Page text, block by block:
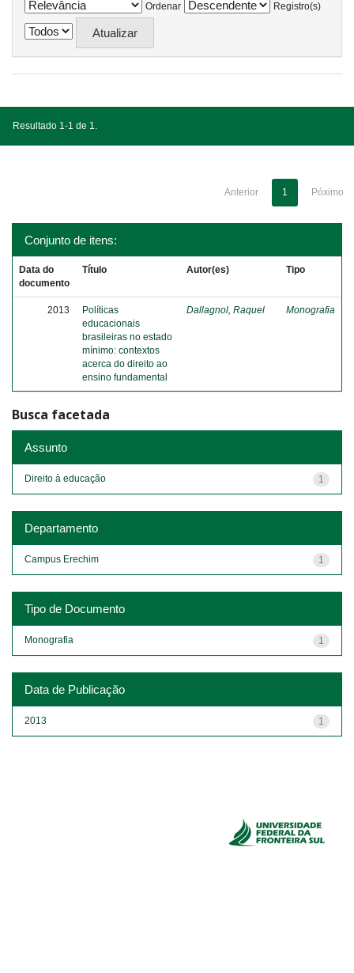
Ordenar
Registro(s)
Resultado 1-1 de 1.
Anterior 1 Póximo
Conjunto de itens:
Data do
documento
Título Autor(es) Tipo
2013
Políticas
educacionais
brasileiras no estado
mínimo: contextos
acerca do direito ao
ensino fundamental
Dallagnol, Raquel Monografia
Busca facetada
Assunto
1
Direito à educação
Departamento
1
Campus Erechim
Tipo de Documento
1
Monografia
Data de Publicação
1
2013